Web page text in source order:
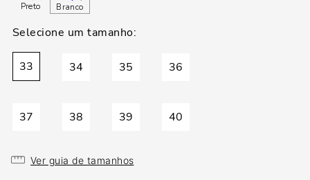
Preto Branco
33 34 35 36
37 38 39 40
Ver guia de tamanhos